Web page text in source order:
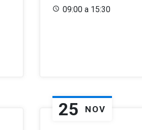
09:00 a 15:30
25 NOV